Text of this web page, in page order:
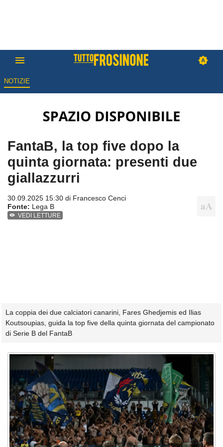
NOTIZIE
FantaB, la top five dopo la
quinta giornata: presenti due
giallazzurri
30.09.2025 15:30 di Francesco Cenci
Fonte: Lega B
VEDI LETTURE
La coppia dei due calciatori canarini, Fares Ghedjemis ed Ilias
Koutsoupias, guida la top five della quinta giornata del campionato
di Serie B del FantaB